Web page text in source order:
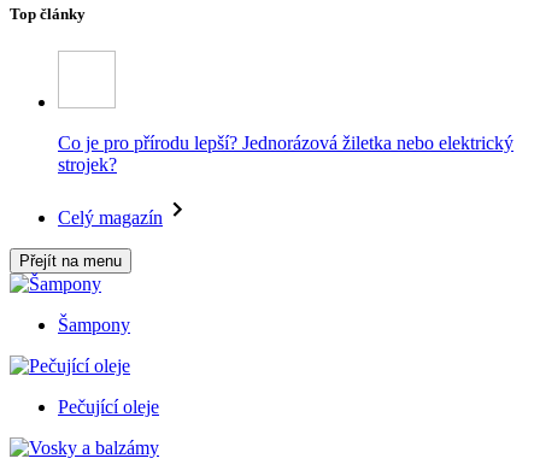
Top články
Co je pro přírodu lepší? Jednorázová žiletka nebo elektrický
strojek?
Celý magazín
Přejít na menu
Šampony
Pečující oleje